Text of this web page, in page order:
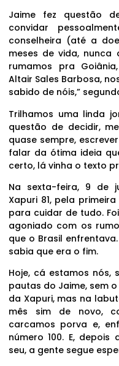
Jaime fez questão
convidar
conselheira (até a
meses de vida,
rumamos pra
Altair Sales Barbosa,
sabido de nóis,”
Trilhamos uma linda
questão de decidir,
quase sempre,
falar da ótima ideia
certo, lá vinha o texto
Na sexta-feira, 9 de
Xapuri 81, pela
para cuidar de tudo.
agoniado com os
que o Brasil
sabia que era o fim.
Hoje, cá estamos nós,
pautas do Jaime, sem
da Xapuri, mas na
mês sim de novo,
carcamos porva e,
número 100. E, depois
seu, a gente segue